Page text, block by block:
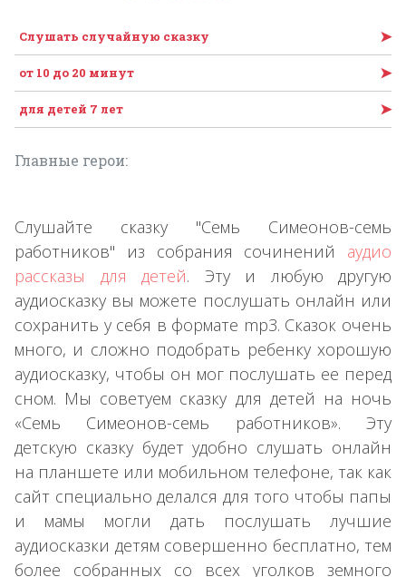
Слушать случайную сказку ➤
от 10 до 20 минут ➤
для детей 7 лет ➤
Главные герои:
Слушайте сказку "Семь Симеонов-семь
работников" из собрания сочинений аудио
рассказы для детей. Эту и любую другую
аудиосказку вы можете послушать онлайн или
сохранить у себя в формате mp3. Сказок очень
много, и сложно подобрать ребенку хорошую
аудиосказку, чтобы он мог послушать ее перед
сном. Мы советуем сказку для детей на ночь
«Семь Симеонов-семь работников». Эту
детскую сказку будет удобно слушать онлайн
на планшете или мобильном телефоне, так как
сайт специально делался для того чтобы папы
и мамы могли дать послушать лучшие
аудиосказки детям совершенно бесплатно, тем
более собранных со всех уголков земного